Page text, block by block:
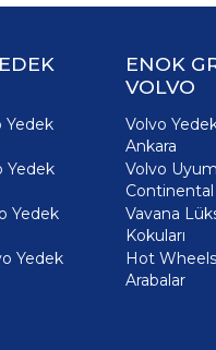
Yedek
Yedek
Yedek
Yedek
ENOK
VOLVO
Volvo
Ankara
Volvo
Vavana
Kokuları
Hot
Arabalar